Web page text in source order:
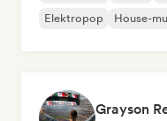
Elektropop
House-
Grayson